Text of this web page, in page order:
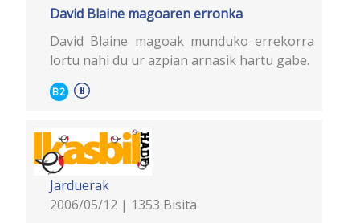
David Blaine magoaren erronka
David Blaine magoak munduko errekorra
lortu nahi du ur azpian arnasik hartu gabe.
B2
Jarduerak
2006/05/12 | 1353 Bisita